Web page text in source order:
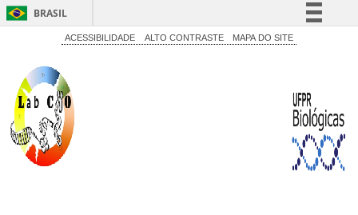
BRASIL
Simplifique!
Acesso à informação
ACESSIBILIDADE ALTO CONTRASTE MAPA DO SITE